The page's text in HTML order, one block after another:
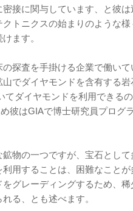
接に関与しています、と彼は
トニクスの始まりのような
ます。
探査を手掛ける企業で働い
でダイヤモンドを含有する岩
ダイヤモンドを利用できる
彼はGIAで博士研究員プログ
物の一つですが、宝石とし
用することは、困難なことが
グレーディングするため、
る、とも述べます。